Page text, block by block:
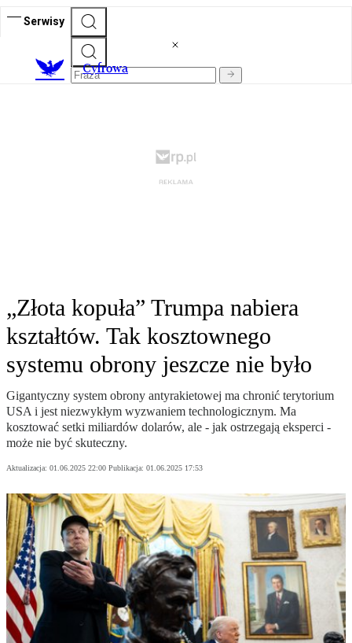
Serwisy
Cyfrowa
„Złota kopuła” Trumpa nabiera
kształtów. Tak kosztownego
systemu obrony jeszcze nie było
Gigantyczny system obrony antyrakietowej ma chronić terytorium
USA i jest niezwykłym wyzwaniem technologicznym. Ma
kosztować setki miliardów dolarów, ale - jak ostrzegają eksperci -
może nie być skuteczny.
Aktualizacja: 01.06.2025 22:00 Publikacja: 01.06.2025 17:53